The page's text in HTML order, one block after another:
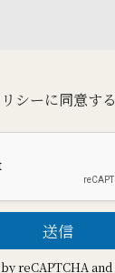
シーに同意する
送信